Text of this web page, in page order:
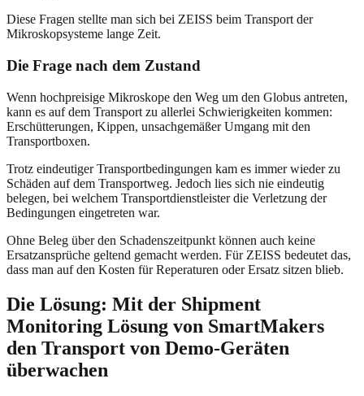
Diese Fragen stellte man sich bei ZEISS beim Transport der
Mikroskopsysteme lange Zeit.
Die Frage nach dem Zustand
Wenn hochpreisige Mikroskope den Weg um den Globus antreten,
kann es auf dem Transport zu allerlei Schwierigkeiten kommen:
Erschütterungen, Kippen, unsachgemäßer Umgang mit den
Transportboxen.
Trotz eindeutiger Transportbedingungen kam es immer wieder zu
Schäden auf dem Transportweg. Jedoch lies sich nie eindeutig
belegen, bei welchem Transportdienstleister die Verletzung der
Bedingungen eingetreten war.
Ohne Beleg über den Schadenszeitpunkt können auch keine
Ersatzansprüche geltend gemacht werden. Für ZEISS bedeutet das,
dass man auf den Kosten für Reperaturen oder Ersatz sitzen blieb.
Die Lösung: Mit der Shipment
Monitoring Lösung von SmartMakers
den Transport von Demo-Geräten
überwachen